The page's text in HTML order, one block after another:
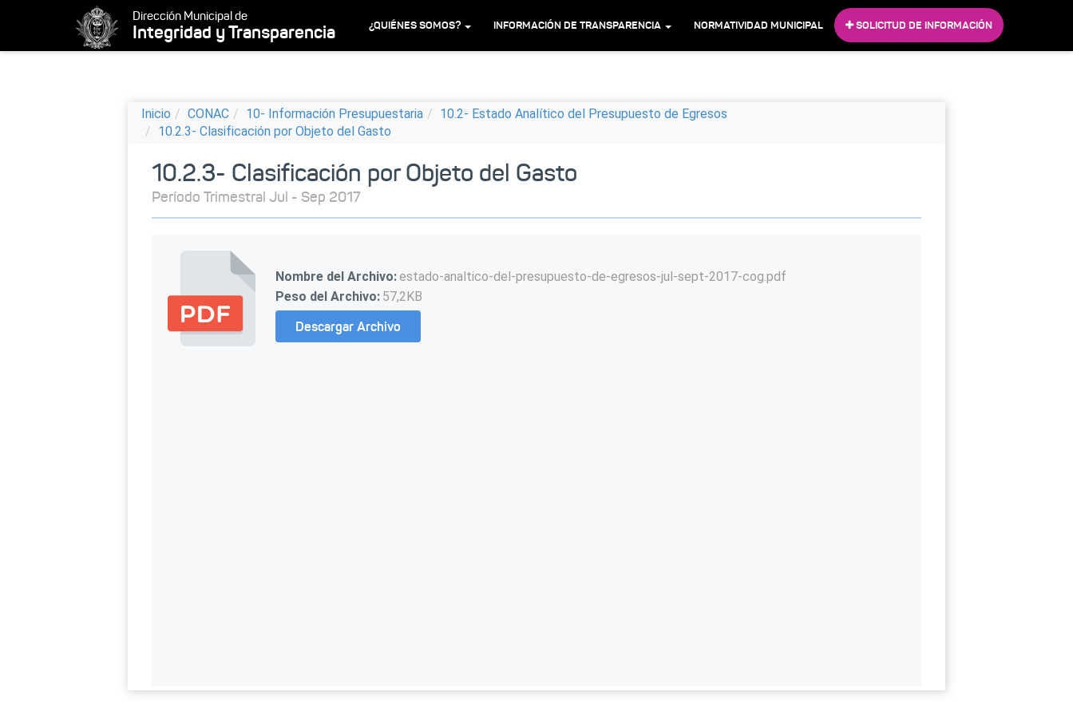
Dirección Municipal de
Integridad y Transparencia ¿QUIÉNES SOMOS? INFORMACIÓN DE TRANSPARENCIA NORMATIVIDAD MUNICIPAL SOLICITUD DE INFORMACIÓN
Inicio CONAC 10- Información Presupuestaria
10.2- Estado Analítico del Presupuesto de Egresos
10.2.3- Clasificación por Objeto del Gasto
10.2.3- Clasificación por Objeto del Gasto
Período Trimestral Jul - Sep 2017
Nombre del Archivo:estado-analtico-del-presupuesto-de-egresos-jul-sept-2017-cog.pdf
Peso del Archivo: 57,2KB
Descargar Archivo